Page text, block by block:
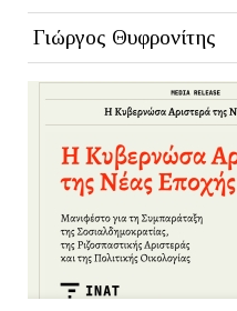
Γιώργος Θυφρονίτης